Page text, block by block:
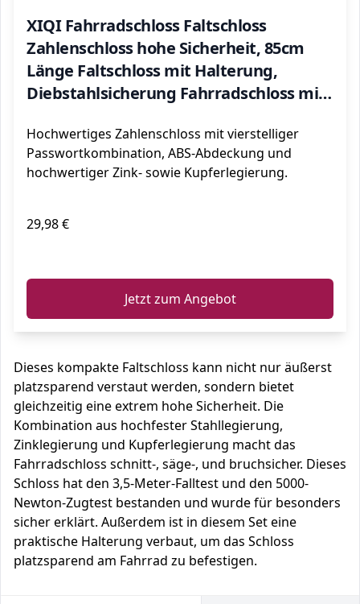
XIQI Fahrradschloss Faltschloss
Zahlenschloss hohe Sicherheit, 85cm
Länge Faltschloss mit Halterung,
Diebstahlsicherung Fahrradschloss mit
Hochwertiges Zahlenschloss mit vierstelliger
Passwortkombination, ABS-Abdeckung und
hochwertiger Zink- sowie Kupferlegierung.
29,98 €
Jetzt zum Angebot
Dieses kompakte Faltschloss kann nicht nur äußerst
platzsparend verstaut werden, sondern bietet
gleichzeitig eine extrem hohe Sicherheit. Die
Kombination aus hochfester Stahllegierung,
Zinklegierung und Kupferlegierung macht das
Fahrradschloss schnitt-, säge-, und bruchsicher. Dieses
Schloss hat den 3,5-Meter-Falltest und den 5000-
Newton-Zugtest bestanden und wurde für besonders
sicher erklärt. Außerdem ist in diesem Set eine
praktische Halterung verbaut, um das Schloss
platzsparend am Fahrrad zu befestigen.